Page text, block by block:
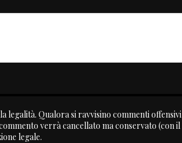
legalità. Qualora si ravvisino commenti offensivi
verrà cancellato ma conservato (con il
legale.